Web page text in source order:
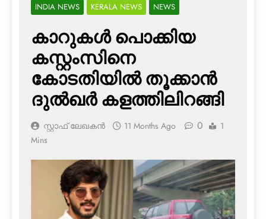
INDIA NEWS KERALA NEWS NEWS
കാറുകള്‍ പൊക്കിയ
കസ്റ്റംസിനെ
കോടതിയില്‍ തൂക്കാന്‍
ദുല്‍ഖര്‍ കളത്തിലിറങ്ങി
സ്റ്റാഫ് ലേഖകൻ 11 Months Ago 0
1
Mins